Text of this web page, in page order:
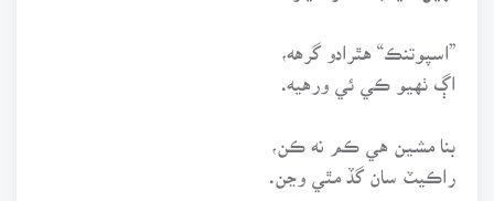
”اسپوتنڪ“ هٿرادو گرهه،
اڳ ٺهيو ڪي ئي ورهيه.
بنا مشين هي ڪم نه ڪن،
راڪيٽ سان گڏ مٿي وڃن.